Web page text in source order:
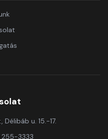
Délibáb u. 15.-17.
255-3333